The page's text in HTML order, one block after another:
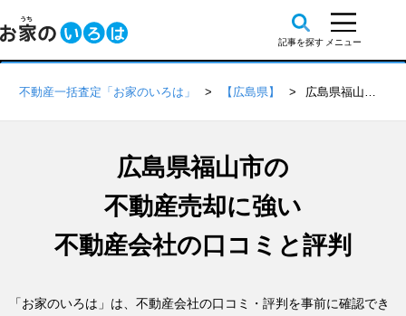
不動産一括査定「お家のいろは」 【広島県】 広島県福山市の不動産会社 口コミ・評判一覧
広島県福山市の
不動産売却に強い
不動産会社の口コミと評判
「お家のいろは」は、不動産会社の口コミ・評判を事前に確認でき